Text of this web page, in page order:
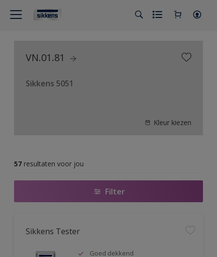
VN.01.81
Sikkens 5051
Kleur kiezen
57 resultaten voor jou
Filter
Sikkens Tester
Goed dekkend